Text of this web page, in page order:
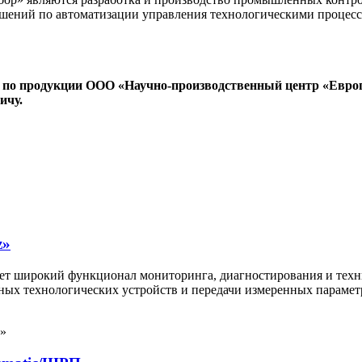
по автоматизации управления технологическими
продукции ООО «Научно-производственный центр
широкий функционал мониторинга, диагностирования и
технологических устройств и передачи измеренных